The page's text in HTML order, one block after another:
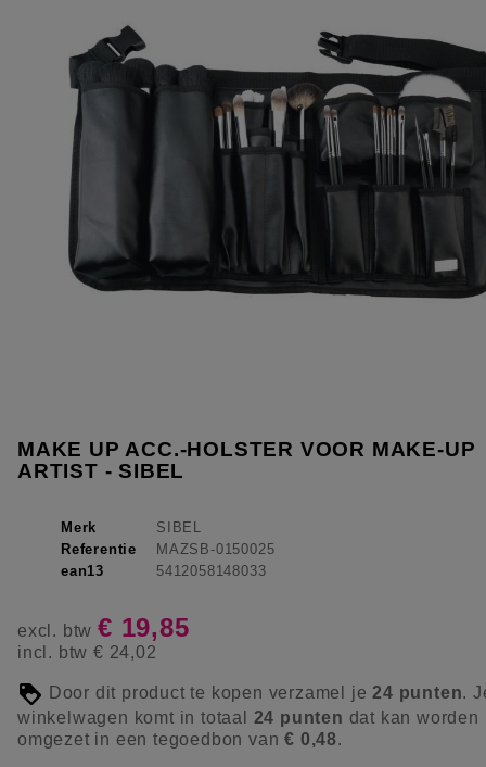
MAKE UP ACC.-HOLSTER VOOR MAKE-UP
ARTIST - SIBEL
Merk
SIBEL
Referentie
MAZSB-0150025
ean13
5412058148033
excl. btw € 19,85
incl. btw € 24,02
Door dit product te kopen verzamel je24 punten.
winkelwagen komt in totaal 24 punten dat kan worden
omgezet in een tegoedbon van€ 0,48.